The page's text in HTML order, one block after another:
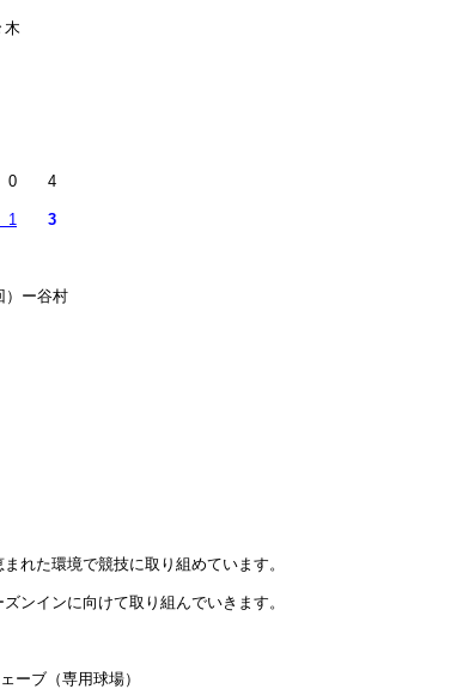
木
0 4
1 3
）ー谷村
れた環境で競技に取り組めています。
ンインに向けて取り組んでいきます。
ーブ（専用球場）